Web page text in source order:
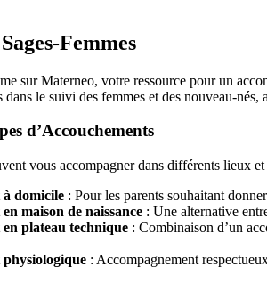
Femmes
sur Materneo, votre ressource pour un
dans le suivi des femmes et des nouveau-
d’Accouchements
vous accompagner dans différents lieux
à domicile : Pour les parents souhaitant
maison de naissance : Une alternative
plateau technique : Combinaison d’un
physiologique : Accompagnement